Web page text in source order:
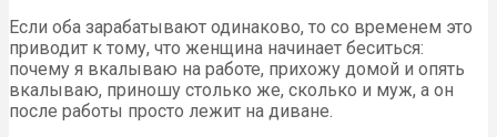
Если оба зарабатывают одинаково, то со временем это
приводит к тому, что женщина начинает беситься:
почему я вкалываю на работе, прихожу домой и опять
вкалываю, приношу столько же, сколько и муж, а он
после работы просто лежит на диване.